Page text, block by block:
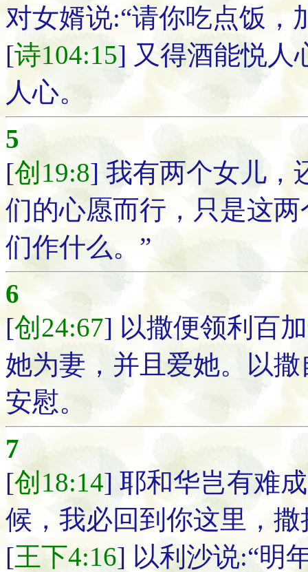
对女婿说:“请你吃点饭，
[诗104:15] 又得酒能悦人
人心。
5
[创19:8] 我有两个女儿，
们的心愿而行，只是这
们作什么。”
6
[创24:67] 以撒便领利百
她为妻，并且爱她。以
安慰。
7
[创18:14] 耶和华岂有难
候，我必回到你这里，
[王下4:16] 以利沙说:“明